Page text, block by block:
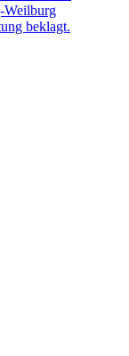
Weilburg
beklagt.